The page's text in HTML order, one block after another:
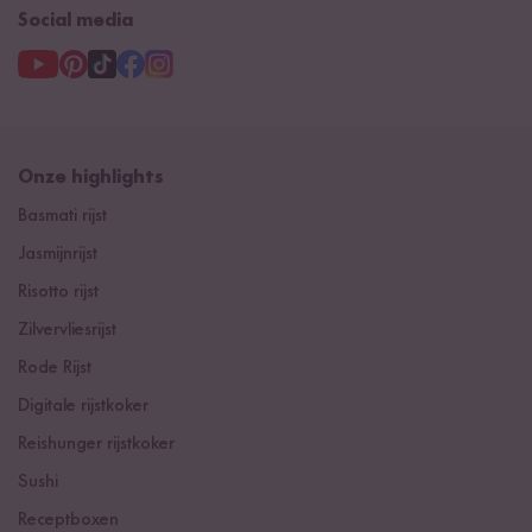
Social media
Onze highlights
Basmati rijst
Jasmijnrijst
Risotto rijst
Zilvervliesrijst
Rode Rijst
Digitale rijstkoker
Reishunger rijstkoker
Sushi
Receptboxen